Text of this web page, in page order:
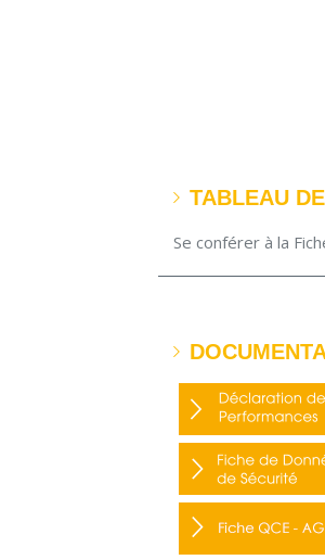
TABLEAU
Se conférer à la